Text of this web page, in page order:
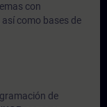
con
como bases de
de